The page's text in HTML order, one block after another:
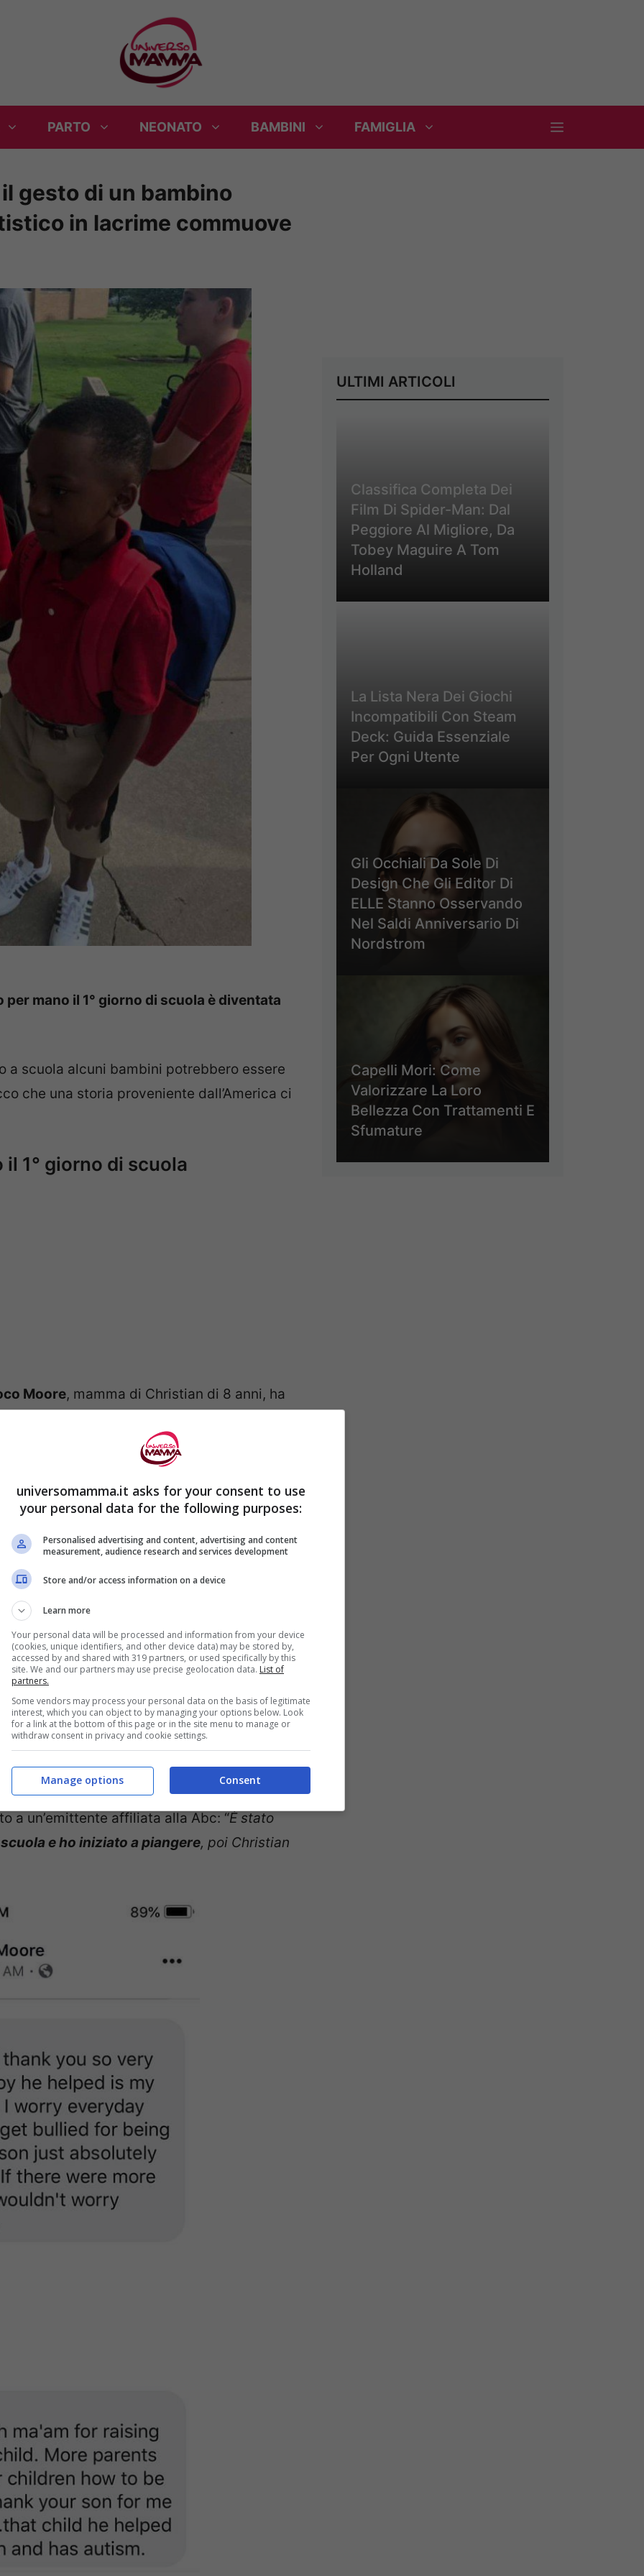
PARTO NEONATO BAMBINI FAMIGLIA
gesto di un bambino
in lacrime commuove
mano il 1° giorno di scuola è diventata
a scuola alcuni bambini potrebbero essere
che una storia proveniente dall’America ci
1° giorno di scuola
Moore, mamma di Christian di 8 anni, ha
su
mio figlio,
ha visto un bambino confuso
a consolarlo, lo ha preso per mano e
un onore allevare un bambino così
bambino con un gran cuore.Il primo giorno
di 8 anni, che tiene per mano
scorso presso la Minneha Elementary di
Connor. Christian, della sua stessa età
per mano e aiutandolo.
A UN BAMBINO CON UNA
a un’emittente affiliata alla Abc: “È stato
e ho iniziato a piangere, poi Christian
ULTIMI ARTICOLI
Classifica Completa Dei
Film Di Spider-Man: Dal
Peggiore Al Migliore, Da
Tobey Maguire A Tom
Holland
La Lista Nera Dei Giochi
Incompatibili Con Steam
Deck: Guida Essenziale
Per Ogni Utente
Gli Occhiali Da Sole Di
Design Che Gli Editor Di
ELLE Stanno Osservando
Nel Saldi Anniversario Di
Nordstrom
Capelli Mori: Come
Valorizzare La Loro
Bellezza Con Trattamenti E
Sfumature
universomamma.it asks for your consent to use
your personal data for the following purposes:
Personalised advertising and content, advertising and content
measurement, audience research and services development
Store and/or access information on a device
Learn more
Your personal data will be processed and information from your device
(cookies, unique identifiers, and other device data) may be stored by,
accessed by and shared with 319 partners, or used specifically by this
site. We and our partners may use precise geolocation data. List of
partners.
Some vendors may process your personal data on the basis of legitimate
interest, which you can object to by managing your options below. Look
for a link at the bottom of this page or in the site menu to manage or
withdraw consent in privacy and cookie settings.
Consent
Manage options